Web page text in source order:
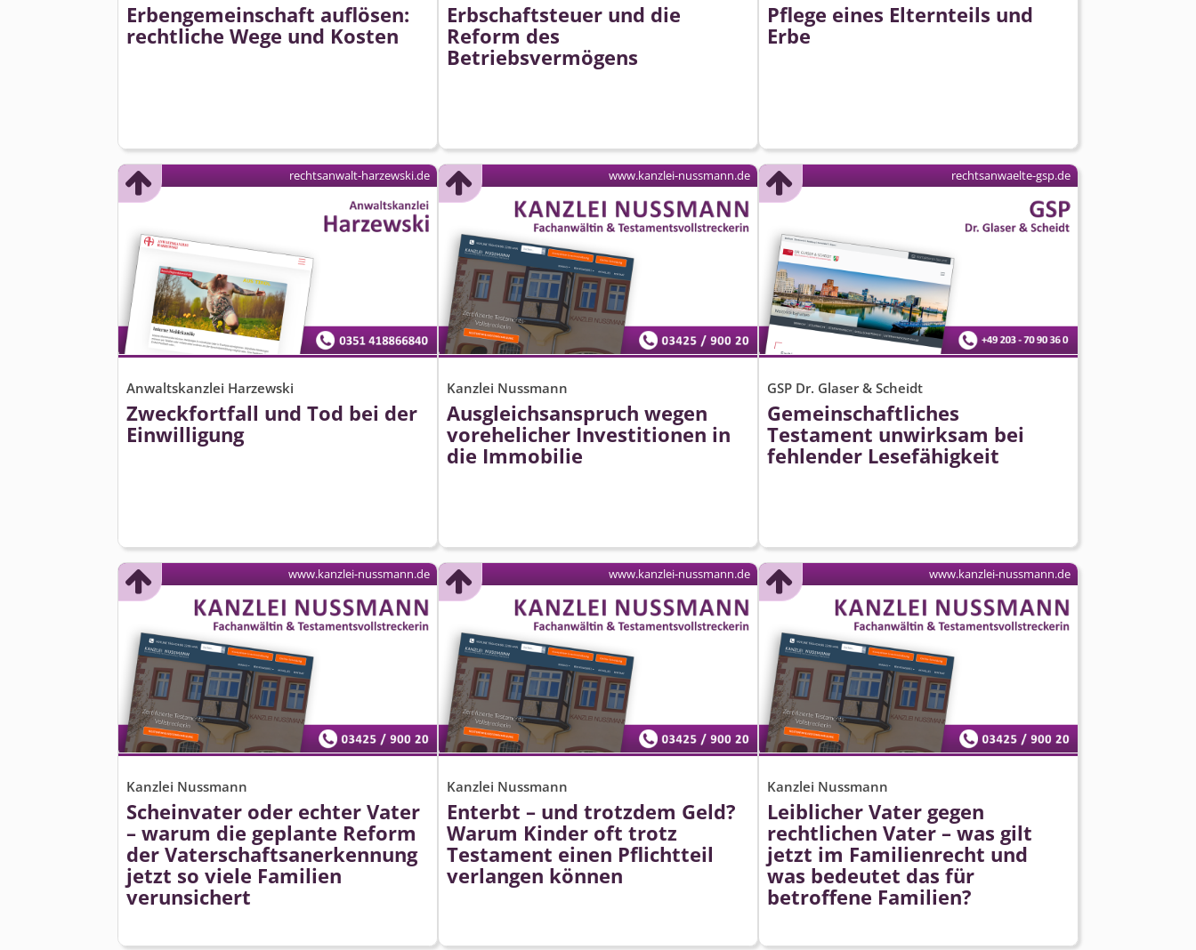
Erbengemeinschaft auflösen:
rechtliche Wege und Kosten
Erbschaftsteuer und die
Reform des
Betriebsvermögens
Pflege eines Elternteils und
Erbe
Anwaltskanzlei Harzewski
Zweckfortfall und Tod bei der
Einwilligung
rechtsanwalt-harzewski.de
Kanzlei Nussmann
Ausgleichsanspruch wegen
vorehelicher Investitionen in
die Immobilie
www.kanzlei-nussmann.de
GSP Dr. Glaser & Scheidt
Gemeinschaftliches
Testament unwirksam bei
fehlender Lesefähigkeit
rechtsanwaelte-gsp.de
Kanzlei Nussmann
Scheinvater oder echter Vater
– warum die geplante Reform
der Vaterschaftsan­erkennung
jetzt so viele Familien
verunsichert
www.kanzlei-nussmann.de
Kanzlei Nussmann
Enterbt – und trotzdem Geld?
Warum Kinder oft trotz
Testament einen Pflichtteil
verlangen können
www.kanzlei-nussmann.de
Kanzlei Nussmann
Leiblicher Vater gegen
rechtlichen Vater – was gilt
jetzt im Familienrecht und
was bedeutet das für
betroffene Familien?
www.kanzlei-nussmann.de